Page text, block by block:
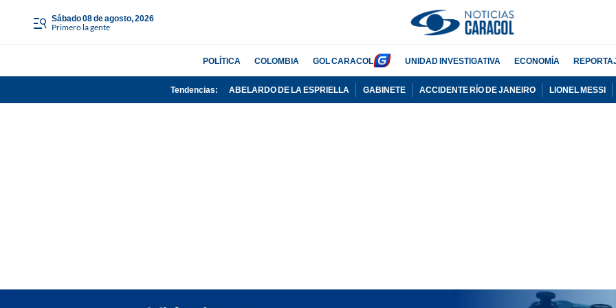
sábado 08 de agosto, 2026
Primero la gente
POLÍTICA COLOMBIA GOL CARACOL UNIDAD INVESTIGATIVA ECONOMÍA
Tendencias: ABELARDO DE LA ESPRIELLA GABINETE ACCIDENTE RÍO DE JANEIRO LIONEL MESSI